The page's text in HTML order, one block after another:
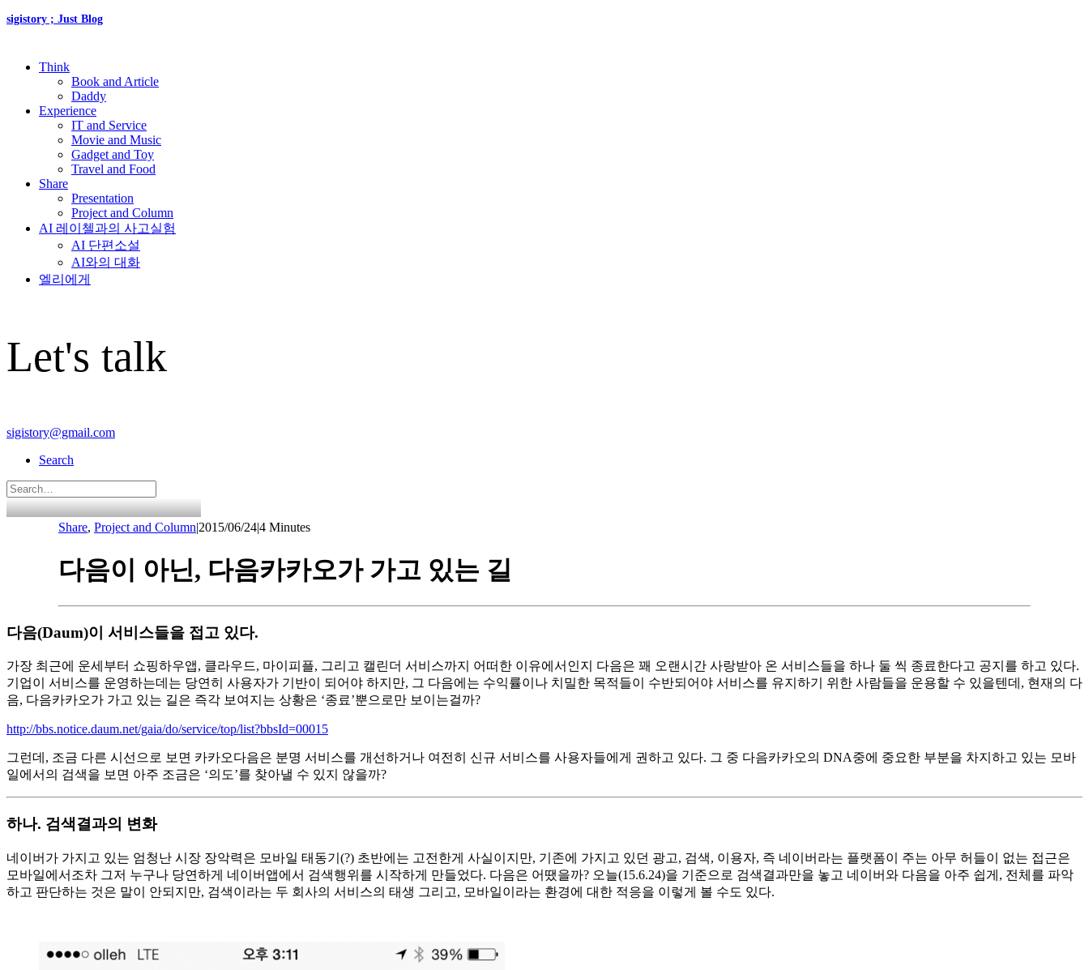
sigistory ; Just Blog
Think
Book and Article
Daddy
Experience
IT and Service
Movie and Music
Gadget and Toy
Travel and Food
Share
Presentation
Project and Column
AI 레이첼과의 사고실험
AI 단편소설
AI와의 대화
엘리에게
Let's talk
sigistory@gmail.com
Search
Share, Project and Column|2015/06/24|4 Minutes
다음이 아닌, 다음카카오가 가고 있는 길
다음(Daum)이 서비스들을 접고 있다.
가장 최근에 운세부터 쇼핑하우앱, 클라우드, 마이피플, 그리고 캘린더 서비스까지 어떠한 이유에서인지 다음은 꽤 오랜시간 사랑받아 온 서비스들을 하나 둘 씩 종료한다고 공지를 하고 있다.
기업이 서비스를 운영하는데는 당연히 사용자가 기반이 되어야 하지만, 그 다음에는 수익률이나 치밀한 목적들이 수반되어야 서비스를 유지하기 위한 사람들을 운용할 수 있을텐데, 현재의 다
음, 다음카카오가 가고 있는 길은 즉각 보여지는 상황은 ‘종료’뿐으로만 보이는걸까?
http://bbs.notice.daum.net/gaia/do/service/top/list?bbsId=00015
그런데, 조금 다른 시선으로 보면 카카오다음은 분명 서비스를 개선하거나 여전히 신규 서비스를 사용자들에게 권하고 있다. 그 중 다음카카오의 DNA중에 중요한 부분을 차지하고 있는 모바
일에서의 검색을 보면 아주 조금은 ‘의도’를 찾아낼 수 있지 않을까?
하나. 검색결과의 변화
네이버가 가지고 있는 엄청난 시장 장악력은 모바일 태동기(?) 초반에는 고전한게 사실이지만, 기존에 가지고 있던 광고, 검색, 이용자, 즉 네이버라는 플랫폼이 주는 아무 허들이 없는 접근은
모바일에서조차 그저 누구나 당연하게 네이버앱에서 검색행위를 시작하게 만들었다. 다음은 어땠을까? 오늘(15.6.24)을 기준으로 검색결과만을 놓고 네이버와 다음을 아주 쉽게, 전체를 파악
하고 판단하는 것은 말이 안되지만, 검색이라는 두 회사의 서비스의 태생 그리고, 모바일이라는 환경에 대한 적응을 이렇게 볼 수도 있다.